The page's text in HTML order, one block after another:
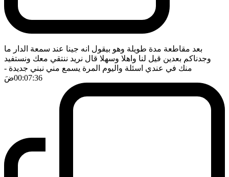
بعد مقاطعة مدة طويلة وهو بيقول انه جينا عند سمعة الدار ما
وجدناكم بعدين قيل لنا واهلا وسهلا قال نريد ننتقي معك ونستفيد
منك في عندي اسئلة واليوم المرة يسمع مني نبني جديدة -
00:07:36ضَ